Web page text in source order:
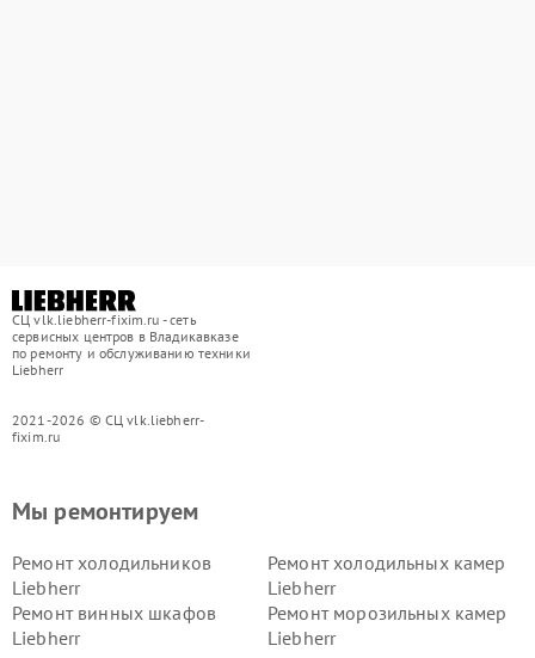
СЦ vlk.liebherr-fixim.ru - сеть
сервисных центров в Владикавказе
по ремонту и обслуживанию техники
Liebherr
2021-2026 © СЦ vlk.liebherr-
fixim.ru
Мы ремонтируем
Ремонт холодильников
Liebherr
Ремонт холодильных камер
Liebherr
Ремонт винных шкафов
Liebherr
Ремонт морозильных камер
Liebherr